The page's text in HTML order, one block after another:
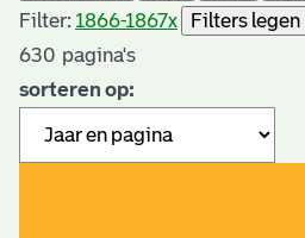
Filter: 1866-1867x
Filters legen
630 pagina's
sorteren op: